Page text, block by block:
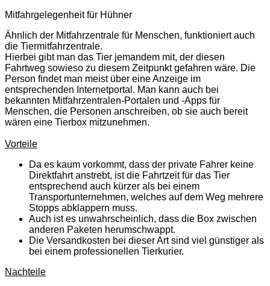
Mitfahrgelegenheit für Hühner
Ähnlich der Mitfahrzentrale für Menschen, funktioniert auch
die Tiermitfahrzentrale.
Hierbei gibt man das Tier jemandem mit, der diesen
Fahrtweg sowieso zu diesem Zeitpunkt gefahren wäre. Die
Person findet man meist über eine Anzeige im
entsprechenden Internetportal. Man kann auch bei
bekannten Mitfahrzentralen-Portalen und -Apps für
Menschen, die Personen anschreiben, ob sie auch bereit
wären eine Tierbox mitzunehmen.
Vorteile
Da es kaum vorkommt, dass der private Fahrer keine
Direktfahrt anstrebt, ist die Fahrtzeit für das Tier
entsprechend auch kürzer als bei einem
Transportunternehmen, welches auf dem Weg mehrere
Stopps abklappern muss.
Auch ist es unwahrscheinlich, dass die Box zwischen
anderen Paketen herumschwappt.
Die Versandkosten bei dieser Art sind viel günstiger als
bei einem professionellen Tierkurier.
Nachteile